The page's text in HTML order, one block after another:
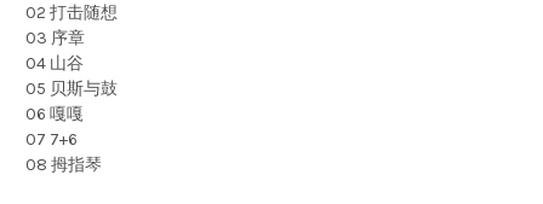
02 打击随想
03 序章
04 山谷
05 贝斯与鼓
06 嘎嘎
07 7+6
08 拇指琴